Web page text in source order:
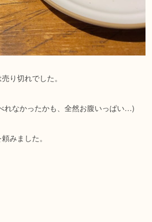
り切れでした。
れなかったかも、全然お腹いっぱい…)
みました。